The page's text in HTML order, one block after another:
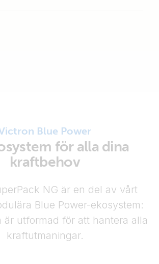
Blue Power
för alla dina
kraftbehov
NG är en del av vårt
Blue Power-ekosystem:
är utformad för att hantera alla
kraftutmaningar.